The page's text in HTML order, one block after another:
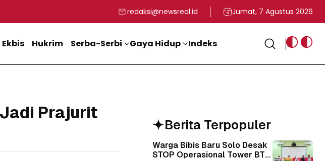
Warga Lebih Berharga
Persatuan Jelang HUT ke-81 Kemerdekaan RI
Dukung MBG, Kadin Apresiasi Kepemimpinan Presiden Prabowo yang
Staf Khusus Menag RI
redaksi@newsreal.id Jumat, 7 Agustus 2026
Ekbis Hukrim Serba-Serbi Gaya Hidup Indeks
Prajurit
Berita Terpopuler
Warga Bibis Baru Solo Desak
STOP Operasional Tower BTS,